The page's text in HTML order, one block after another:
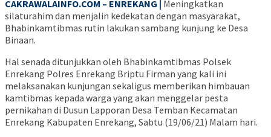
CAKRAWALAINFO.COM – ENREKANG | Meningkatkan
silaturahim dan menjalin kedekatan dengan masyarakat,
Bhabinkamtibmas rutin lakukan sambang kunjung ke Desa
Binaan.
Hal senada ditunjukkan oleh Bhabinkamtibmas Polsek
Enrekang Polres Enrekang Briptu Firman yang kali ini
melaksanakan kunjungan sekaligus memberikan himbauan
kamtibmas kepada warga yang akan menggelar pesta
pernikahan di Dusun Lapporan Desa Temban Kecamatan
Enrekang Kabupaten Enrekang, Sabtu (19/06/21) Malam hari.